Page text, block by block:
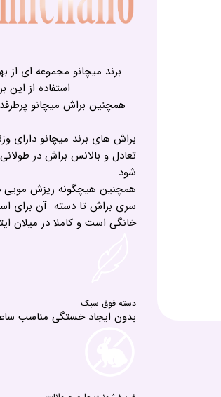
برند میچانو مجموعه ای
استفاده از
همچنین براش میچانو
براش های برند میچانو دارای
تعادل و بالانس براش در
شود
همچنین هیچگونه ریزش مویی در
سری براش تا دسته آن برای
خانگی است و کاملا در میلان
دسته فوق سبک
بدون ایجاد خستگی مناسب